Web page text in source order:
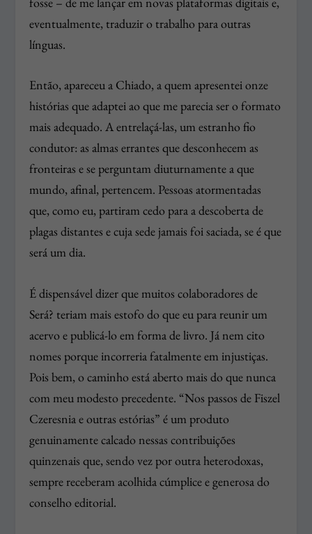
eventualmente, traduzir o trabalho para outras
línguas.
Então, apareceu a Chiado, a quem apresentei onze
histórias que adaptei ao que me parecia ser o formato
mais adequado. A entrelaçá-las, um estranho fio
condutor: as almas errantes que desconhecem as
fronteiras e se perguntam diuturnamente a que
mundo, afinal, pertencem. Pessoas atormentadas
que, como eu, partiram cedo para a descoberta de
plagas distantes e cuja sede jamais foi saciada, se é que
será um dia.
É dispensável dizer que muitos colaboradores de
Será? teriam mais estofo do que eu para reunir um
acervo e publicá-lo em forma de livro. Já nem cito
nomes porque incorreria fatalmente em injustiças.
Pois bem, o caminho está aberto mais do que nunca
com meu modesto precedente. “Nos passos de Fiszel
Czeresnia e outras estórias” é um produto
genuinamente calcado nessas contribuições
quinzenais que, sendo vez por outra heterodoxas,
sempre receberam acolhida cúmplice e generosa do
conselho editorial.